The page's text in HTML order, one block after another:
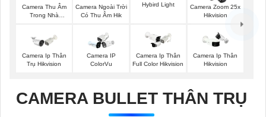
Camera Thu Âm
Trong Nhà
Camera Ngoài Trời
Có Thu Âm Hik
Hybird Light
Camera Zoom 25x
Hikvision
Camera Ip Thân
Trụ Hikvision
Camera IP
ColorVu
Camera Ip Thân
Full Color Hikvision
Camera Ip Thân
Hikvision
CAMERA BULLET THÂN TRỤ